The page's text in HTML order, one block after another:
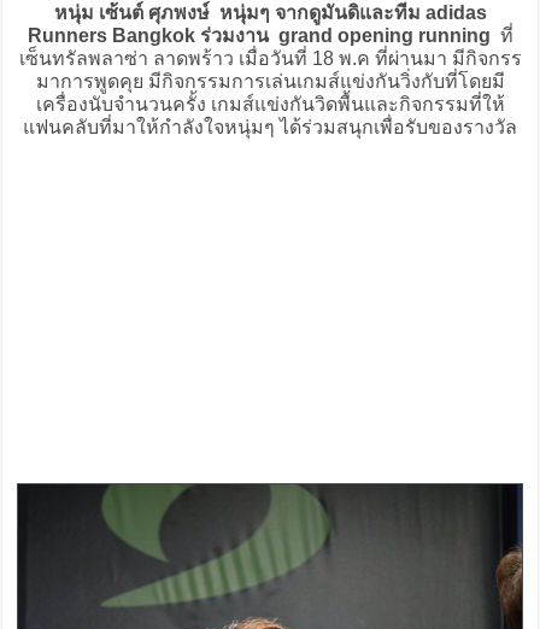
หนุ่ม เซ้นต์ ศุภพงษ์ หนุ่มๆ จากดูมันดิและทีม adidas
Runners Bangkok ร่วมงาน grand opening running ที่
เซ็นทรัลพลาซ่า ลาดพร้าว เมื่อวันที่ 18 พ.ค ที่ผ่านมา มีกิจกรร
มาการพูดคุย มีกิจกรรมการเล่นเกมส์แข่งกันวิ่งกับที่โดยมี
เครื่องนับจำนวนครั้ง เกมส์แข่งกันวิดพื้นและกิจกรรมที่ให้
แฟนคลับที่มาให้กำลังใจหนุ่มๆ ได้ร่วมสนุกเพื่อรับของรางวัล